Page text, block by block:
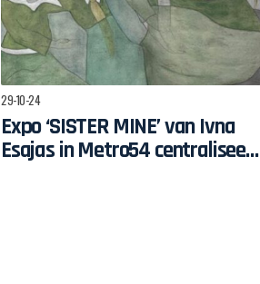
29-10-24
Expo ‘SISTER MINE’ van Ivna
Esajas in Metro54 centraliseert